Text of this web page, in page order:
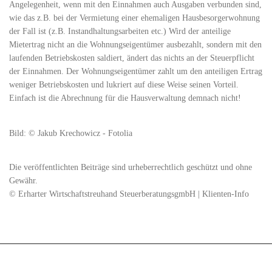
Angelegenheit, wenn mit den Einnahmen auch Ausgaben verbunden sind,
wie das z.B. bei der Vermietung einer ehemaligen Hausbesorgerwohnung
der Fall ist (z.B. Instandhaltungsarbeiten etc.) Wird der anteilige
Mietertrag nicht an die Wohnungseigentümer ausbezahlt, sondern mit den
laufenden Betriebskosten saldiert, ändert das nichts an der Steuerpflicht
der Einnahmen. Der Wohnungseigentümer zahlt um den anteiligen Ertrag
weniger Betriebskosten und lukriert auf diese Weise seinen Vorteil.
Einfach ist die Abrechnung für die Hausverwaltung demnach nicht!
Bild: © Jakub Krechowicz - Fotolia
Die veröffentlichten Beiträge sind urheberrechtlich geschützt und ohne
Gewähr.
© Erharter Wirtschaftstreuhand SteuerberatungsgmbH | Klienten-Info